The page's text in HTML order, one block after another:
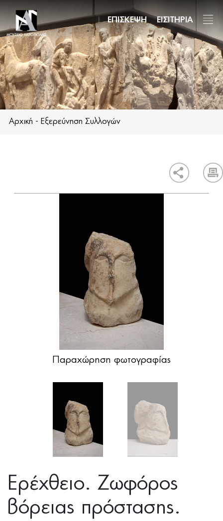
το
κυρίως
περιεχόμενο
ΕΠΙΣΚΕΨΗ ΕΙΣΙΤΗΡΙΑ
Αρχική - Εξερεύνηση Συλλογών
Παραχώρηση φωτογραφίας
Ερέχθειο. Ζωφόρος
βόρειας πρόστασης.